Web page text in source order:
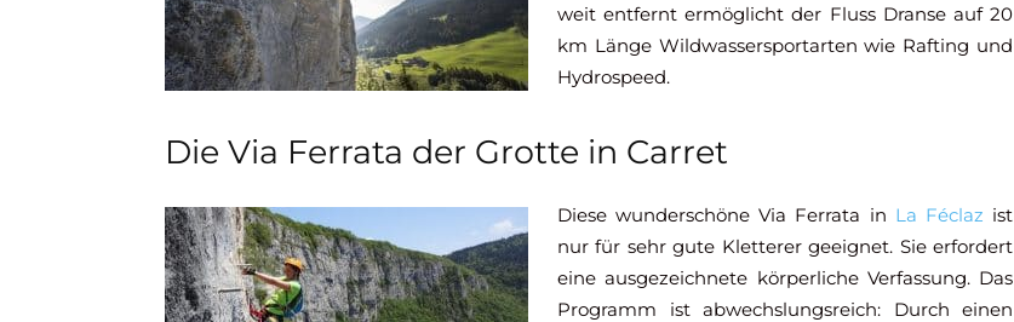
weit entfernt ermöglicht der Fluss Dranse auf 20
km Länge Wildwassersportarten wie Rafting und
Hydrospeed.
Die Via Ferrata der Grotte in Carret
Diese wunderschöne Via Ferrata in La Féclaz ist
nur für sehr gute Kletterer geeignet. Sie erfordert
eine ausgezeichnete körperliche Verfassung. Das
Programm ist abwechslungsreich: Durch einen